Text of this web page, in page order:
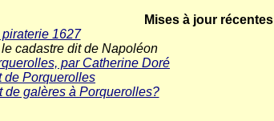
Mises à jour récentes
1627
cadastre dit de Napoléon
par Catherine Doré
de Porquerolles
de galères à Porquerolles?